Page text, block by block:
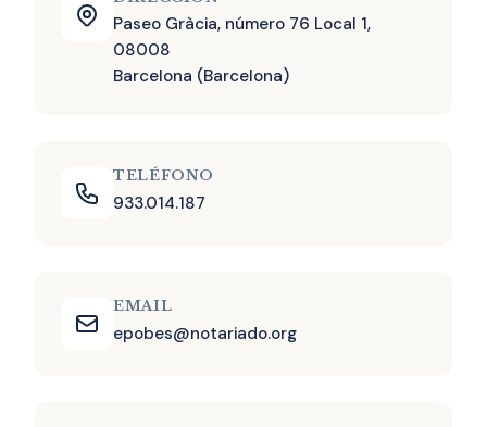
Paseo Gràcia, número 76 Local 1,
08008
Barcelona (Barcelona)
TELÉFONO
933.014.187
EMAIL
epobes@notariado.org